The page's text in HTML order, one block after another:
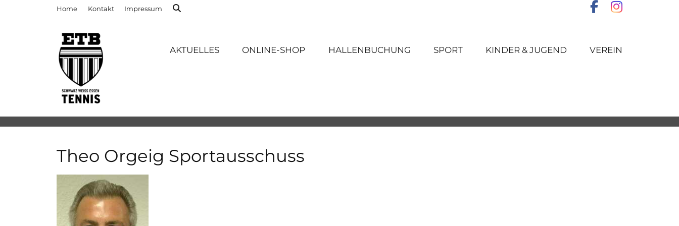
Home Kontakt Impressum
AKTUELLES ONLINE-SHOP HALLENBUCHUNG SPORT KINDER & JUGEND VEREIN
Theo Orgeig Sportausschuss